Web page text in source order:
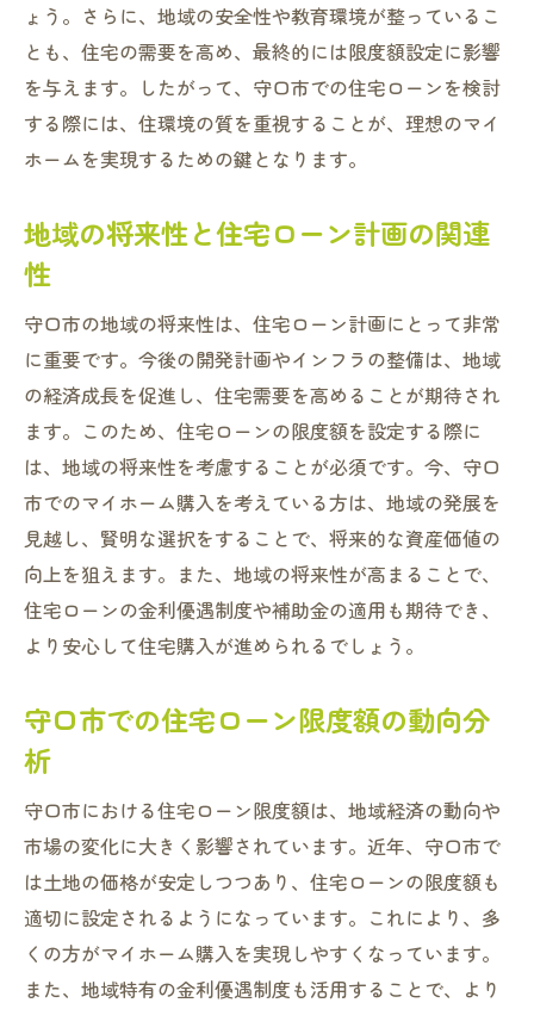
ょう。さらに、地域の安全性や教育環境が整っているこ
とも、住宅の需要を高め、最終的には限度額設定に影響
を与えます。したがって、守口市での住宅ローンを検討
する際には、住環境の質を重視することが、理想のマイ
ホームを実現するための鍵となります。
地域の将来性と住宅ローン計画の関連
性
守口市の地域の将来性は、住宅ローン計画にとって非常
に重要です。今後の開発計画やインフラの整備は、地域
の経済成長を促進し、住宅需要を高めることが期待され
ます。このため、住宅ローンの限度額を設定する際に
は、地域の将来性を考慮することが必須です。今、守口
市でのマイホーム購入を考えている方は、地域の発展を
見越し、賢明な選択をすることで、将来的な資産価値の
向上を狙えます。また、地域の将来性が高まることで、
住宅ローンの金利優遇制度や補助金の適用も期待でき、
より安心して住宅購入が進められるでしょう。
守口市での住宅ローン限度額の動向分
析
守口市における住宅ローン限度額は、地域経済の動向や
市場の変化に大きく影響されています。近年、守口市で
は土地の価格が安定しつつあり、住宅ローンの限度額も
適切に設定されるようになっています。これにより、多
くの方がマイホーム購入を実現しやすくなっています。
また、地域特有の金利優遇制度も活用することで、より